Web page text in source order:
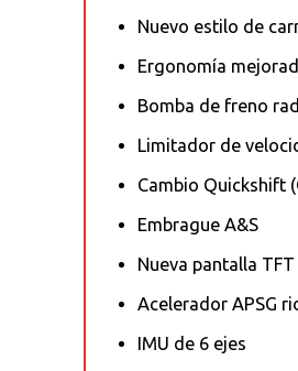
Nuevo estilo de
Ergonomía
Bomba de freno
Limitador de
Cambio Quickshift
Embrague A&S
Nueva pantalla
Acelerador APSG
IMU de 6 ejes